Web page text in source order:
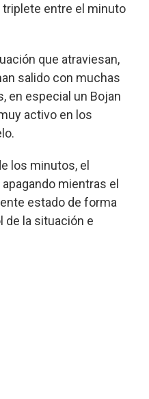
triplete entre el minuto
que atraviesan,
salido con muchas
en especial un Bojan
activo en los
los minutos, el
mientras el
estado de forma
de la situación e